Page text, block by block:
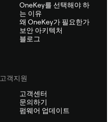
OneKey를 선택해야 하
는 이유
왜 OneKey가 필요한가
보안 아키텍처
블로그
고객지원
고객센터
문의하기
펌웨어 업데이트